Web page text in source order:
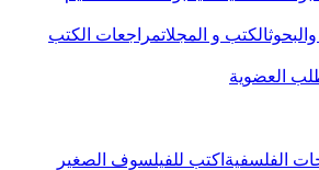
الكتب و المجلاتمراجعات الكتب
العضوية
الفلسفية اكتب للفيلسوف الصغير